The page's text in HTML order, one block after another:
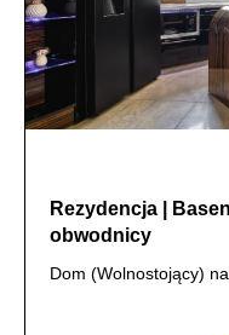
Rezydencja |
obwodnicy
Dom (Wolnostojący)